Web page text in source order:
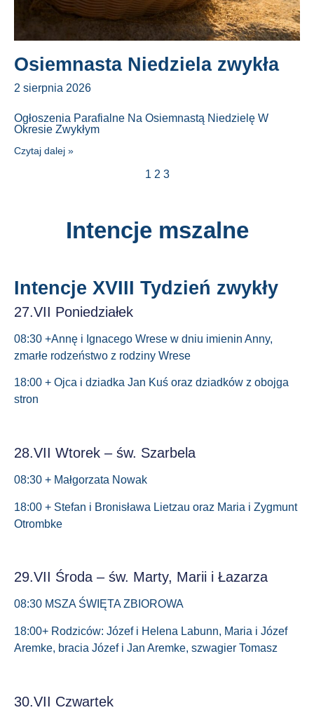
Osiemnasta Niedziela zwykła
2 sierpnia 2026
Ogłoszenia Parafialne Na Osiemnastą Niedzielę W
Okresie Zwykłym
Czytaj dalej »
1 2 3
Intencje mszalne
Intencje XVIII Tydzień zwykły
27.VII Poniedziałek
08:30 +Annę i Ignacego Wrese w dniu imienin Anny,
zmarłe rodzeństwo z rodziny Wrese
18:00 + Ojca i dziadka Jan Kuś oraz dziadków z obojga
stron
28.VII Wtorek – św. Szarbela
08:30 + Małgorzata Nowak
18:00 + Stefan i Bronisława Lietzau oraz Maria i Zygmunt
Otrombke
29.VII Środa – św. Marty, Marii i Łazarza
08:30 MSZA ŚWIĘTA ZBIOROWA
18:00+ Rodziców: Józef i Helena Labunn, Maria i Józef
Aremke, bracia Józef i Jan Aremke, szwagier Tomasz
30.VII Czwartek